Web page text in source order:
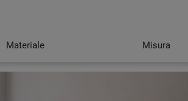
Materiale Misura